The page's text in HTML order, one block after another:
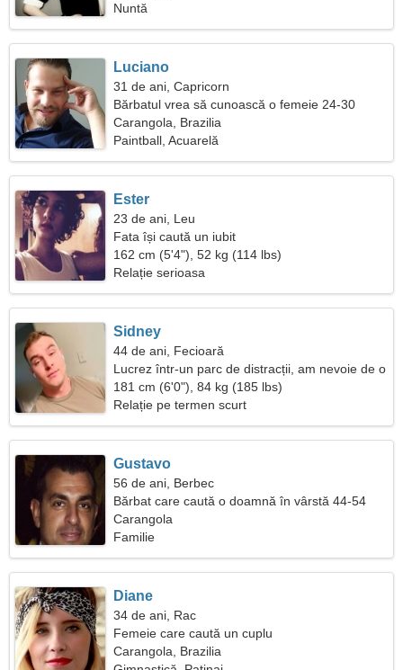
Nuntă
Luciano
31 de ani, Capricorn
Bărbatul vrea să cunoască o femeie 24-30
Carangola, Brazilia
Paintball, Acuarelă
Ester
23 de ani, Leu
Fata își caută un iubit
162 cm (5'4"), 52 kg (114 lbs)
Relație serioasa
Sidney
44 de ani, Fecioară
Lucrez într-un parc de distracții, am nevoie de o
femeie uimitoare
181 cm (6'0"), 84 kg (185 lbs)
Relație pe termen scurt
Gustavo
56 de ani, Berbec
Bărbat care caută o doamnă în vârstă 44-54
Carangola
Familie
Diane
34 de ani, Rac
Femeie care caută un cuplu
Carangola, Brazilia